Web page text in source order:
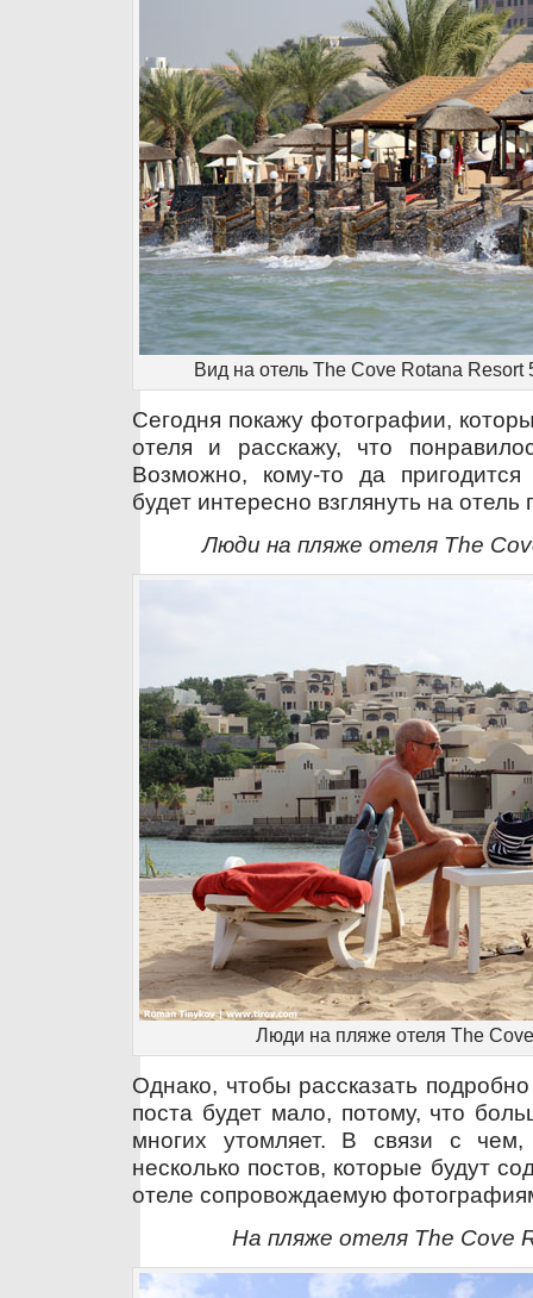
Вид на отель The Cove Rotana Resort
Сегодня покажу фотографии,
отеля и расскажу, что
Возможно, кому-то да
будет интересно взглянуть на отель
Люди на пляже отеля The
Люди на пляже отеля The
Однако, чтобы рассказать
поста будет мало, потому, что
многих утомляет. В связи с
несколько постов, которые будут
отеле сопровождаемую
На пляже отеля The Cove